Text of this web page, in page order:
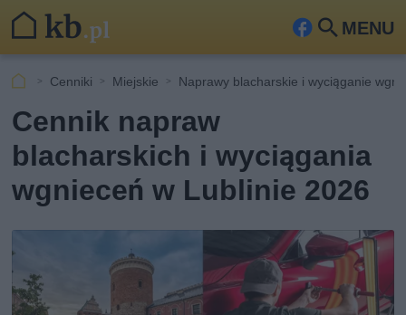
MENU
Fa
ook
Szu
kaj
Cenniki Miejskie Naprawy blacharskie i wyciąganie
Cennik napraw
blacharskich i wyciągania
wgnieceń w Lublinie 2026